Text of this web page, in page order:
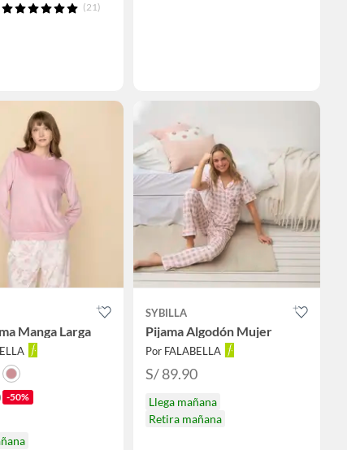
(21)
Manga Larga
-50%
SYBILLA
Pijama Algodón Mujer
Por FALABELLA
S/ 89.90
Llega mañana
Retira mañana